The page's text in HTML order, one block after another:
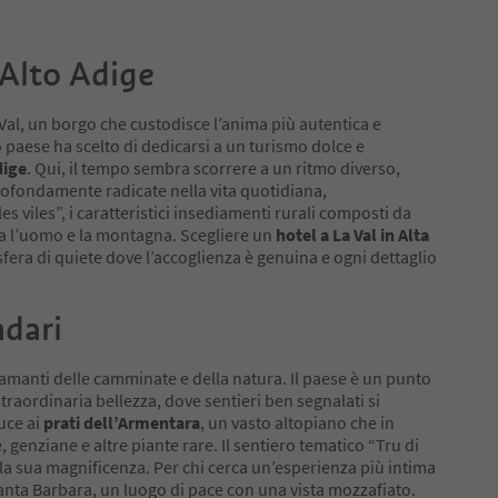
Adige
un borgo che custodisce l’anima più autentica e
ha scelto di dedicarsi a un turismo dolce e
. Qui, il tempo sembra scorrere a un ritmo diverso,
radicate nella vita quotidiana,
viles”, i caratteristici insediamenti rurali composti da
e la montagna. Scegliere un hotel a La Val in Alta
di quiete dove l’accoglienza è genuina e ogni dettaglio
delle camminate e della natura. Il paese è un punto
bellezza, dove sentieri ben segnalati si
ai prati dell’Armentara, un vasto altopiano che in
e altre piante rare. Il sentiero tematico “Tru di
magnificenza. Per chi cerca un’esperienza più intima
Barbara, un luogo di pace con una vista mozzafiato.